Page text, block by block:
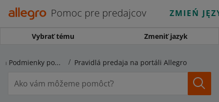
Pomoc pre predajcov ZMIEŃ
Vybrať tému Zmeniť jazyk
Pravidlá predaja a Podmienky používania portálu Pravidlá predaja na portáli Allegro